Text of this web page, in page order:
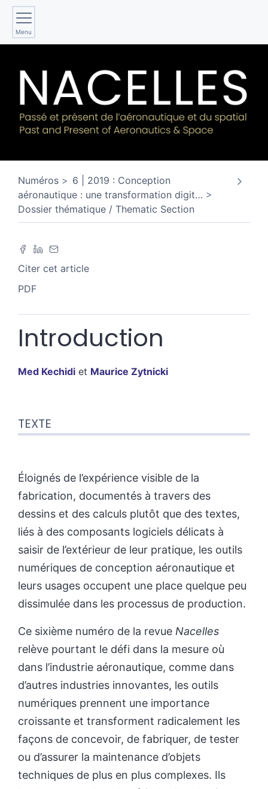
Menu
Numéros
6 | 2019 : Conception
aéronautique : une transformation digit…
Dossier thématique / Thematic Section
Citer cet article
PDF
Introduction
Med Kechidi et Maurice Zytnicki
Notes
Citer cet article
TEXTE
Éloignés de l’expérience visible de la
fabrication, documentés à travers des
dessins et des calculs plutôt que des textes,
liés à des composants logiciels délicats à
saisir de l’extérieur de leur pratique, les outils
numériques de conception aéronautique et
leurs usages occupent une place quelque peu
dissimulée dans les processus de production.
Ce sixième numéro de la revue Nacelles
relève pourtant le défi dans la mesure où
dans l’industrie aéronautique, comme dans
d’autres industries innovantes, les outils
numériques prennent une importance
croissante et transforment radicalement les
façons de concevoir, de fabriquer, de tester
ou d’assurer la maintenance d’objets
techniques de plus en plus complexes. Ils